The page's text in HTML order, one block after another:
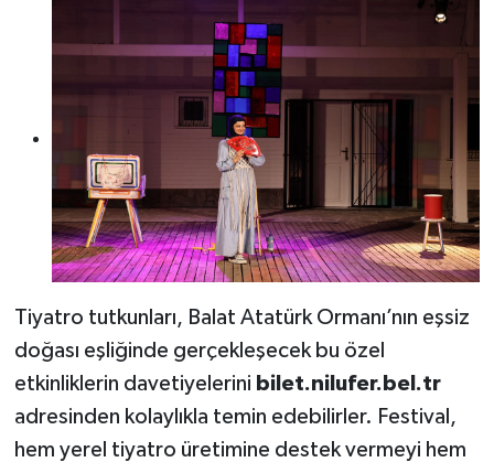
Tiyatro tutkunları, Balat Atatürk Ormanı’nın eşsiz
doğası eşliğinde gerçekleşecek bu özel
etkinliklerin davetiyelerini bilet.nilufer.bel.tr
adresinden kolaylıkla temin edebilirler. Festival,
hem yerel tiyatro üretimine destek vermeyi hem